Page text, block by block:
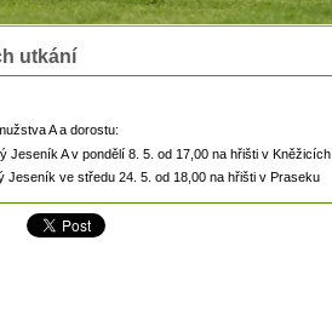
utkání
A a dorostu:
Jeseník A v pondělí 8. 5. od 17,00 na hřišti v Kněžicích
Jeseník ve středu 24. 5. od 18,00 na hřišti v Praseku